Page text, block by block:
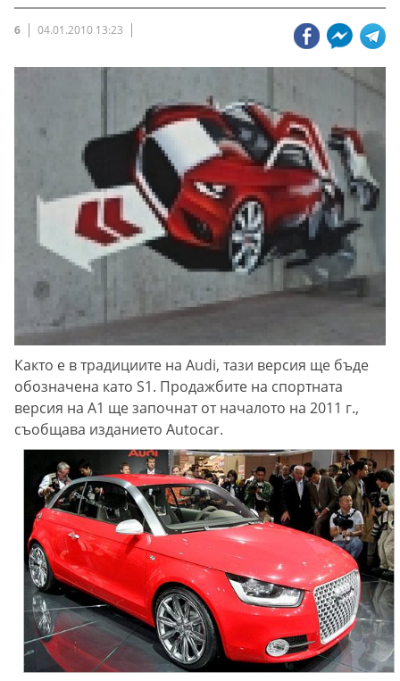
6 04.01.2010 13:23
Както е в традициите на Audi, тази версия ще бъде
обозначена като S1. Продажбите на спортната
версия на А1 ще започнат от началото на 2011 г.,
съобщава изданието Autocar.